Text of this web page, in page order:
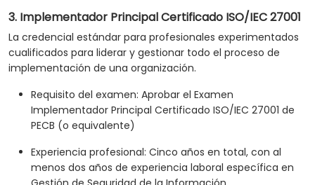
3. Implementador Principal Certificado ISO/IEC 27001
La credencial estándar para profesionales experimentados
cualificados para liderar y gestionar todo el proceso de
implementación de una organización.
Requisito del examen: Aprobar el Examen
Implementador Principal Certificado ISO/IEC 27001 de
PECB (o equivalente)
Experiencia profesional: Cinco años en total, con al
menos dos años de experiencia laboral específica en